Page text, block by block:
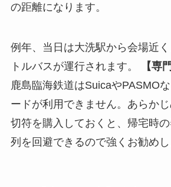
の距離になります。
例年、当日は大洗駅から会場近
トルバスが運行されます。
【専
鹿島臨海鉄道はSuicaやPASMO
ードが利用できません。あらか
切符を購入しておくと、帰宅時
列を回避できるので強くお勧めし